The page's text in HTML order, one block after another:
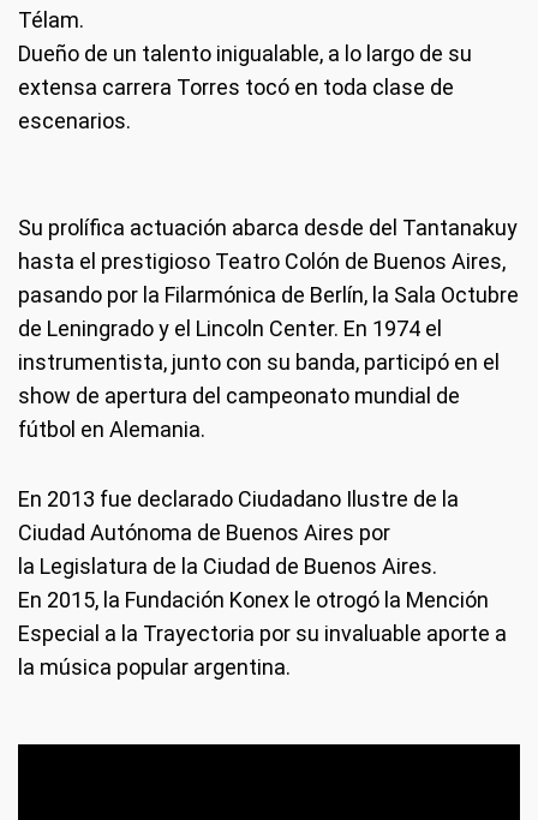
Télam.
Dueño de un talento inigualable, a lo largo de su
extensa carrera Torres tocó en toda clase de
escenarios.
Su prolífica actuación abarca desde del Tantanakuy
hasta el prestigioso Teatro Colón de Buenos Aires,
pasando por la Filarmónica de Berlín, la Sala Octubre
de Leningrado y el Lincoln Center. En 1974 el
instrumentista, junto con su banda, participó en el
show de apertura del campeonato mundial de
fútbol en Alemania.
En 2013 fue declarado Ciudadano Ilustre de la
Ciudad Autónoma de Buenos Aires por
la Legislatura de la Ciudad de Buenos Aires.
En 2015, la Fundación Konex le otrogó la Mención
Especial a la Trayectoria por su invaluable aporte a
la música popular argentina.